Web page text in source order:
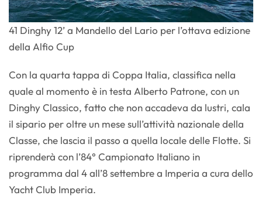
41 Dinghy 12’ a Mandello del Lario per l’ottava edizione
della Alfio Cup
Con la quarta tappa di Coppa Italia, classifica nella
quale al momento è in testa Alberto Patrone, con un
Dinghy Classico, fatto che non accadeva da lustri, cala
il sipario per oltre un mese sull’attività nazionale della
Classe, che lascia il passo a quella locale delle Flotte. Si
riprenderà con l’84° Campionato Italiano in
programma dal 4 all’8 settembre a Imperia a cura dello
Yacht Club Imperia.